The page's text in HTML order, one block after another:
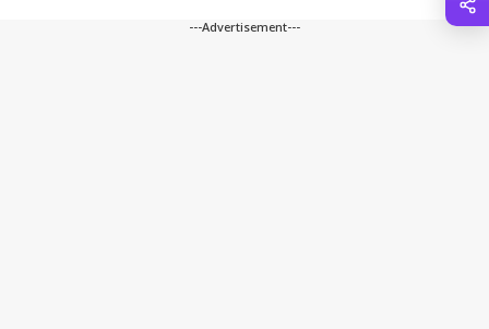
---Advertisement---